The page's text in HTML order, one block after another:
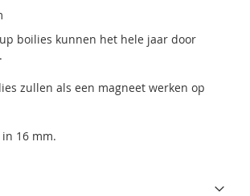
boilies kunnen het hele jaar door
zullen als een magneet werken op
16 mm.